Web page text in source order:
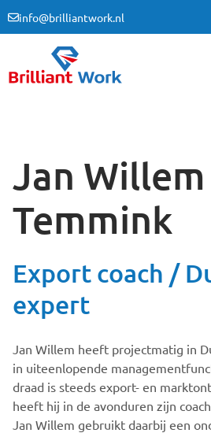
Ga
inhoud
info@brilliantwork.nl
Jan Willem
Temmink
Export coach /
expert
Jan Willem heeft projectmatig in
in uiteenlopende
draad is steeds export- en
heeft hij in de avonduren zijn
Jan Willem gebruikt daarbij een